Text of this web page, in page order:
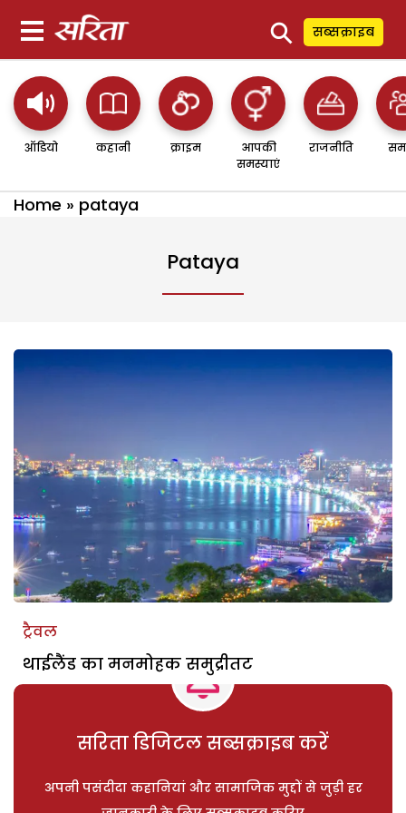
⚲ सब्सक्राइब
ऑडियो कहानी क्राइम
आपकी
समस्याएं
राजनीति
Home » pataya
Pataya
ट्रैवल
थाईलैंड का मनमोहक समुद्रीतट
सरिता डिजिटल सब्सक्राइब करें
अपनी पसंदीदा कहानियां और सामाजिक मुद्दों से जुड़ी हर